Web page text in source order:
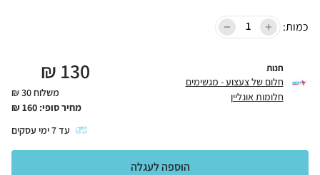
כמות:
חנות
חלום של צעצוע - מגשימים
חלומות אונליין
130
₪
משלוח 30 ₪
מחיר סופי: 160
₪
עד7ימי עסקים
הוספה לעגלה